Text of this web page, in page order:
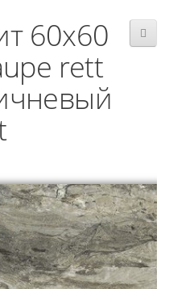
60x60
rett